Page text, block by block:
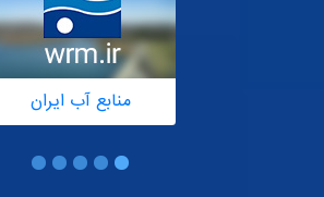
منابع آب ایران